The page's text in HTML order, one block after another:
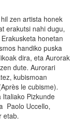
zen artista honek
erakutsi nahi dugu,
honetan
handiko puska
dira, eta Aurorak
dute. Aurorari
kubismoan
le cubisme).
Pizkunde
Paolo Uccello,
etab.